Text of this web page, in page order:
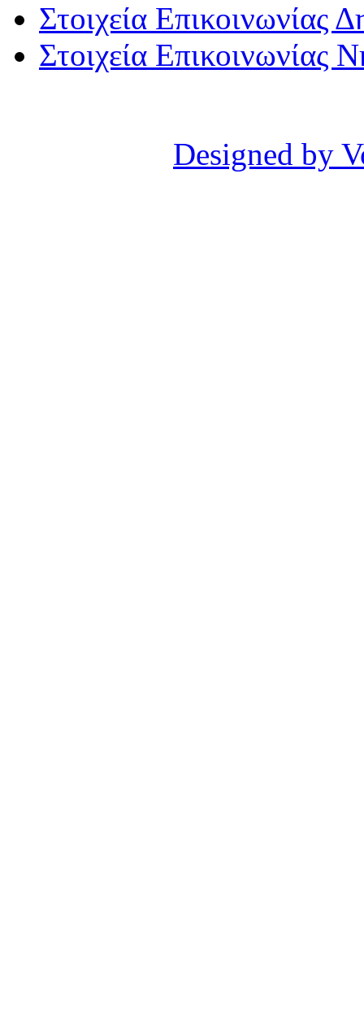
Στοιχεία Επικοινωνίας
Στοιχεία Επικοινωνίας
Designed by